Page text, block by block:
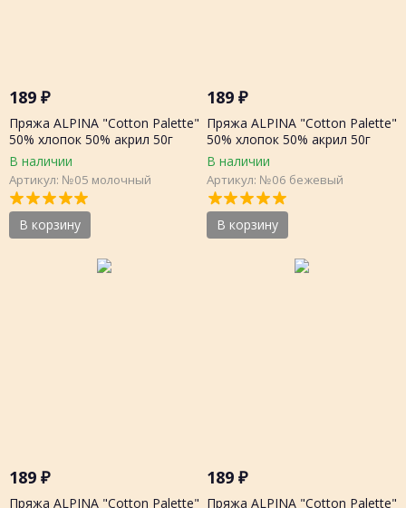
189 ₽
Пряжа ALPINA "Cotton Palette"
50% хлопок 50% акрил 50г
205м, шт.
В наличии
Артикул: №05 молочный
В корзину
189₽
Пряжа ALPINA "Cotton Palette"
50% хлопок 50% акрил 50г
205м, шт.
В наличии
Артикул: №06 бежевый
В корзину
189 ₽
Пряжа ALPINA "Cotton Palette"
189₽
Пряжа ALPINA "Cotton Palette"